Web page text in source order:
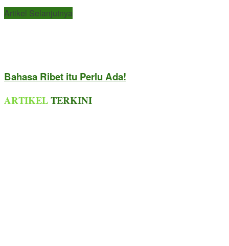
Artikel Selanjutnya
Bahasa Ribet itu Perlu Ada!
ARTIKELTERKINI